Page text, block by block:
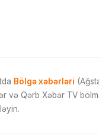
Bölgə xəbərləri
Qərb Xəbər TV